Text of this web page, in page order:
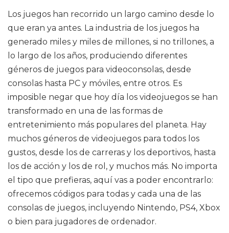
Los juegos han recorrido un largo camino desde lo
que eran ya antes. La industria de los juegos ha
generado miles y miles de millones, si no trillones, a
lo largo de los años, produciendo diferentes
géneros de juegos para videoconsolas, desde
consolas hasta PC y móviles, entre otros. Es
imposible negar que hoy día los videojuegos se han
transformado en una de las formas de
entretenimiento más populares del planeta. Hay
muchos géneros de videojuegos para todos los
gustos, desde los de carreras y los deportivos, hasta
los de acción y los de rol, y muchos más. No importa
el tipo que prefieras, aquí vas a poder encontrarlo:
ofrecemos códigos para todas y cada una de las
consolas de juegos, incluyendo Nintendo, PS4, Xbox
o bien para jugadores de ordenador.